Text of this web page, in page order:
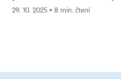
29. 10. 2025 ▪ 8 min. čtení